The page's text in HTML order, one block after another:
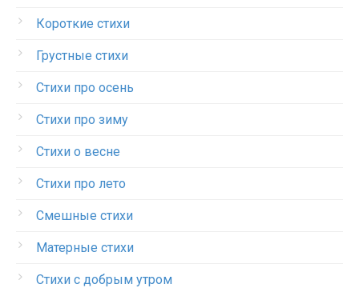
Короткие стихи
Грустные стихи
Стихи про осень
Стихи про зиму
Стихи о весне
Стихи про лето
Смешные стихи
Матерные стихи
Стихи с добрым утром